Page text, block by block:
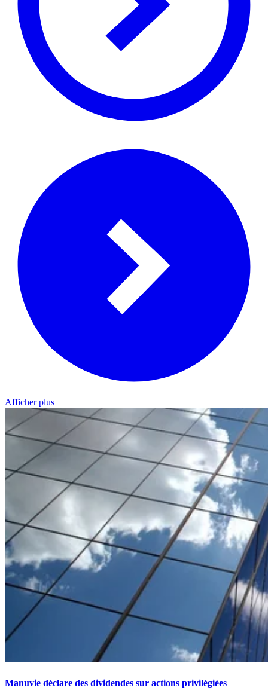
Afficher plus
Manuvie déclare des dividendes sur actions privilégiées